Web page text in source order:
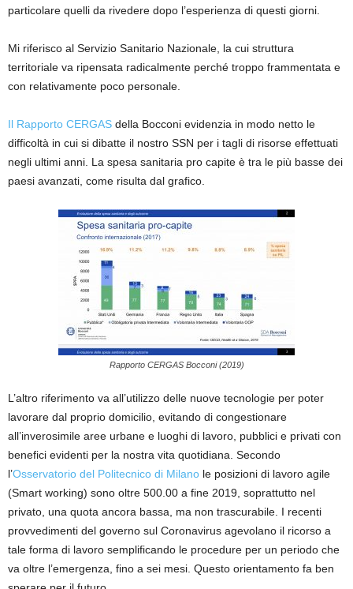
particolare quelli da rivedere dopo l’esperienza di questi giorni.
Mi riferisco al Servizio Sanitario Nazionale, la cui struttura
territoriale va ripensata radicalmente perché troppo frammentata e
con relativamente poco personale.
Il Rapporto CERGAS della Bocconi evidenzia in modo netto le
difficoltà in cui si dibatte il nostro SSN per i tagli di risorse effettuati
negli ultimi anni. La spesa sanitaria pro capite è tra le più basse dei
paesi avanzati, come risulta dal grafico.
Rapporto CERGAS Bocconi (2019)
L’altro riferimento va all’utilizzo delle nuove tecnologie per poter
lavorare dal proprio domicilio, evitando di congestionare
all’inverosimile aree urbane e luoghi di lavoro, pubblici e privati con
benefici evidenti per la nostra vita quotidiana. Secondo
l’Osservatorio del Politecnico di Milano le posizioni di lavoro agile
(Smart working) sono oltre 500.00 a fine 2019, soprattutto nel
privato, una quota ancora bassa, ma non trascurabile. I recenti
provvedimenti del governo sul Coronavirus agevolano il ricorso a
tale forma di lavoro semplificando le procedure per un periodo che
va oltre l’emergenza, fino a sei mesi. Questo orientamento fa ben